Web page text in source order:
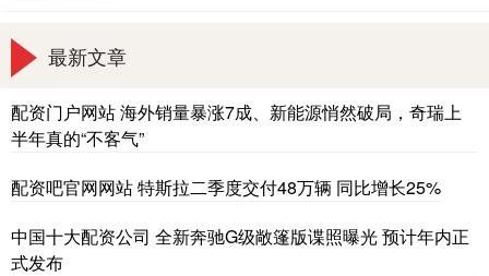
最新文章
配资门户网站 海外销量暴涨7成、新能源悄然破局，奇瑞上
半年真的“不客气”
配资吧官网网站 特斯拉二季度交付48万辆 同比增长25%
中国十大配资公司 全新奔驰G级敞篷版谍照曝光 预计年内正
式发布